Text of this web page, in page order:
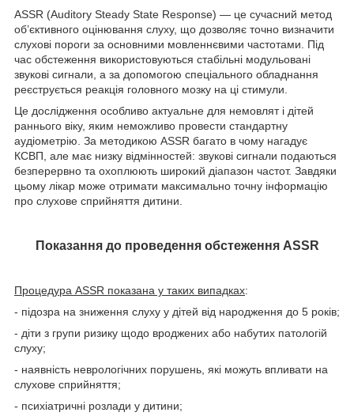
ASSR (Auditory Steady State Response) — це сучасний метод
об’єктивного оцінювання слуху, що дозволяє точно визначити
слухові пороги за основними мовленнєвими частотами. Під
час обстеження використовуються стабільні модульовані
звукові сигнали, а за допомогою спеціального обладнання
реєструється реакція головного мозку на ці стимули.
Це дослідження особливо актуальне для немовлят і дітей
раннього віку, яким неможливо провести стандартну
аудіометрію. За методикою ASSR багато в чому нагадує
КСВП, але має низку відмінностей: звукові сигнали подаються
безперервно та охоплюють широкий діапазон частот. Завдяки
цьому лікар може отримати максимально точну інформацію
про слухове сприйняття дитини.
Показання до проведення обстеження ASSR
Процедура ASSR показана у таких випадках:
- підозра на зниження слуху у дітей від народження до 5 років;
- діти з групи ризику щодо вроджених або набутих патологій
слуху;
- наявність неврологічних порушень, які можуть впливати на
слухове сприйняття;
- психіатричні розлади у дитини;